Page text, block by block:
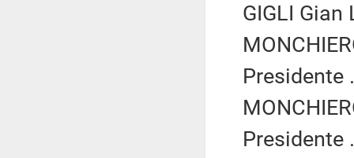
GIGLI Gian
Presidente
Presidente